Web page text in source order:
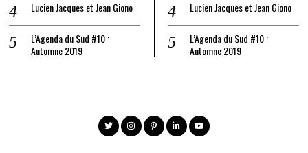
Lucien Jacques et Jean Giono
L’Agenda du Sud #10 :
Automne 2019
Lucien Jacques et Jean Giono
L’Agenda du Sud #10 :
Automne 2019